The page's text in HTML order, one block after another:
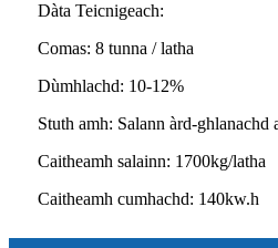
Dàta Teicnigeach:
Comas: 8 tunna / latha
Dùmhlachd: 10-12%
Stuth amh: Salann àrd-ghlanachd
Caitheamh salainn: 1700kg/latha
Caitheamh cumhachd: 140kw.h